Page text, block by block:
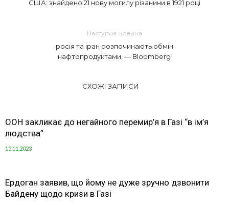
США: знайдено 21 нову могилу різанини в 1921 році
Наступна новина
росія та іран розпочинають обмін
нафтопродуктами, — Вloomberg
СХОЖІ ЗАПИСИ
ООН закликає до негайного перемир’я в Газі “в ім’я
людства”
15.11.2023
Ердоган заявив, що йому не дуже зручно дзвонити
Байдену щодо кризи в Газі